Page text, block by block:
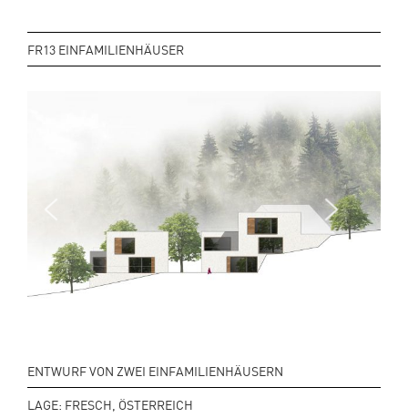
FR13 EINFAMILIENHÄUSER
us
ENTWURF VON ZWEI EINFAMILIENHÄUSERN
LAGE: FRESCH, ÖSTERREICH